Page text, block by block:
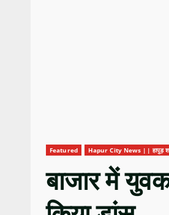
Featured Hapur City News || हापुड़
बाजार में